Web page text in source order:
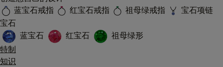
蓝宝石戒指
红宝石戒指 祖母绿戒指
宝石项链
宝石
蓝宝石
红宝石
祖母绿形
特制
知识